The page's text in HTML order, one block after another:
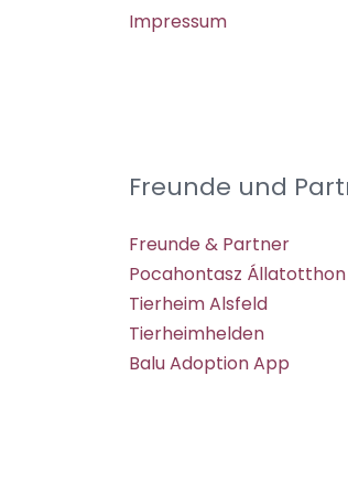
Impressum
Freunde und
Freunde & Partner
Pocahontasz Állatotthon
Tierheim Alsfeld
Tierheimhelden
Balu Adoption App